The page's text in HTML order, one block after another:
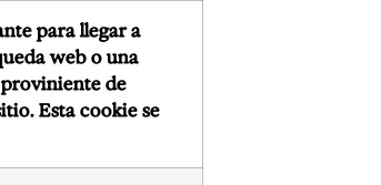
para llegar a
web o una
de
Esta cookie se